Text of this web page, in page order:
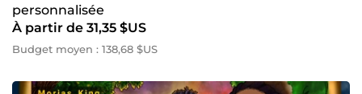
personnalisée
À partir de 31,35 $US
Budget moyen : 138,68 $US